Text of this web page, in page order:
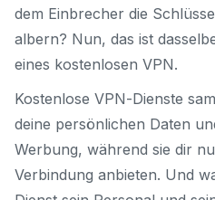
dem Einbrecher die
albern? Nun, das ist
eines kostenlosen VPN.
Kostenlose VPN-Dienste
deine persönlichen Daten
Werbung, während sie dir
Verbindung anbieten. Und